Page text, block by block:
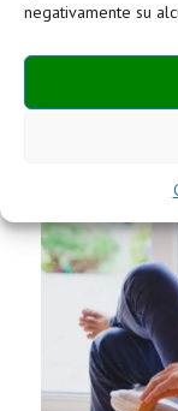
negativamente su